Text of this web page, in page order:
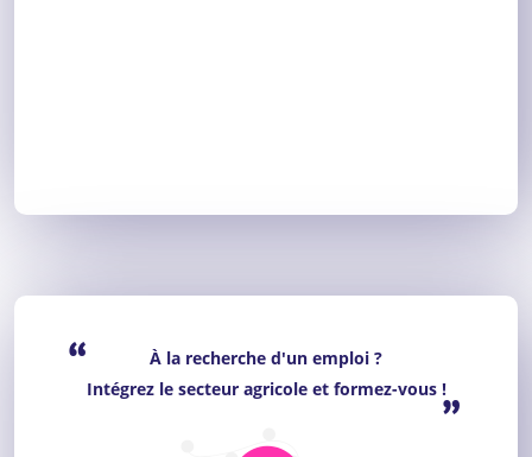
“
À la recherche d'un emploi ?
Intégrez le secteur agricole et formez-vous !”